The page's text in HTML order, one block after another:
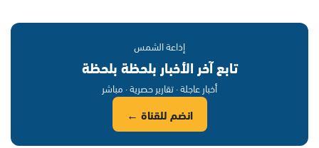
إذاعة الشمس
تابع آخر الأخبار بلحظة بلحظة
أخبار عاجلة · تقارير حصرية · مباشر
انضم للقناة ←